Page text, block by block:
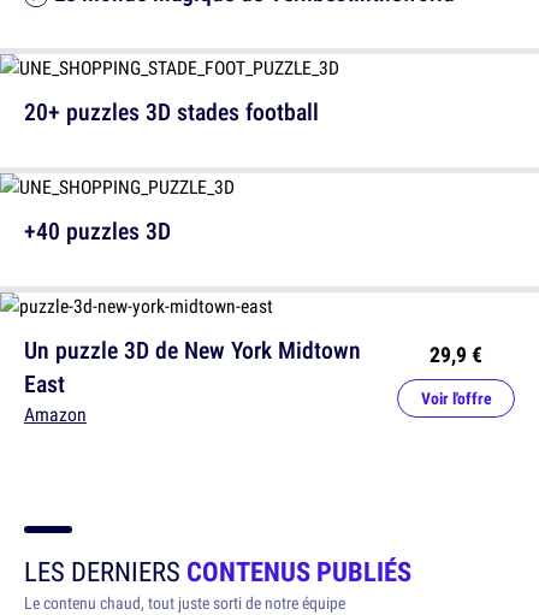
20+ puzzles 3D stades football
Un puzzle 3D de New York Midtown
East
Amazon
29,9 €
Voir l'offre
+40 puzzles 3D
LES DERNIERS CONTENUS PUBLIÉS
Le contenu chaud, tout juste sorti de notre équipe